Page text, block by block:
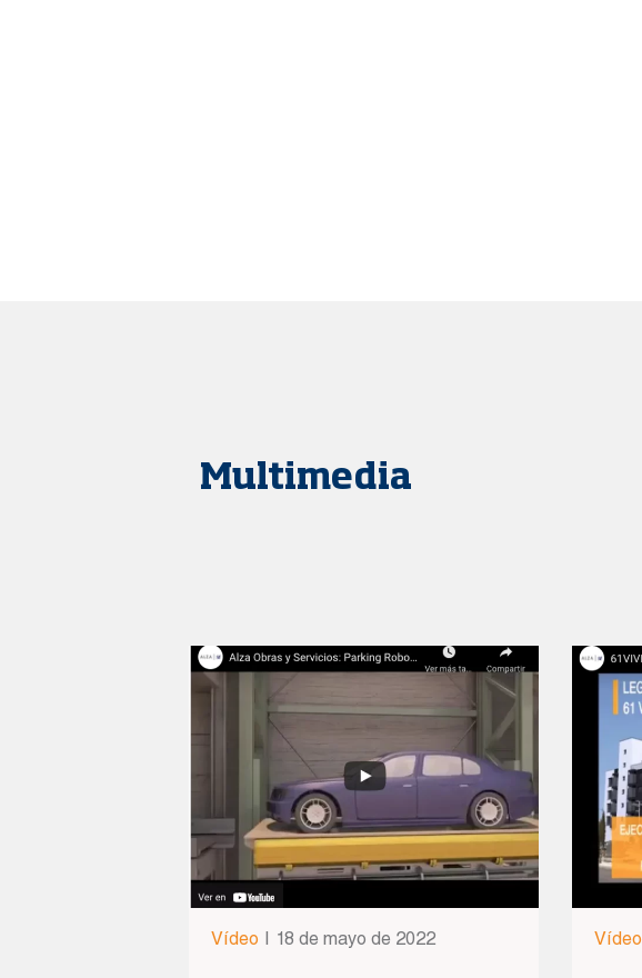
Multimedia
Vídeo | 18 de mayo de 2022 Vídeo